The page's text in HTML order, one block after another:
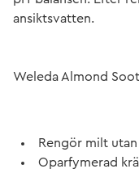
ansiktsvatten.
Weleda Almond
Rengör milt
Oparfymerad